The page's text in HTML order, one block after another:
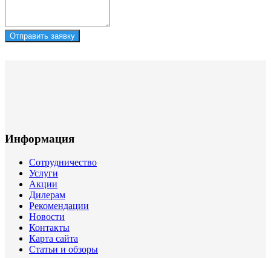
Отправить заявку
Информация
Сотрудничество
Услуги
Акции
Дилерам
Рекомендации
Новости
Контакты
Карта сайта
Статьи и обзоры